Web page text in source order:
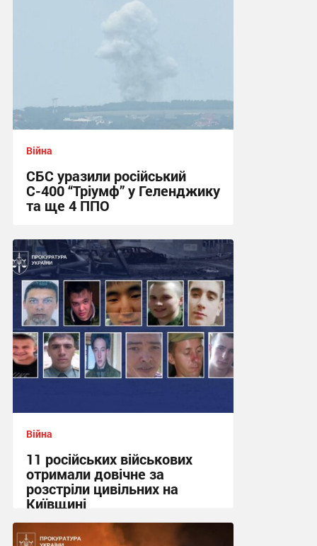
Війна
СБС уразили російський
С-400 “Тріумф” у Геленджику
та ще 4 ППО
12:11 сьогодні
Війна
11 російських військових
отримали довічне за
розстріли цивільних на
Київщині
23:09 вчора